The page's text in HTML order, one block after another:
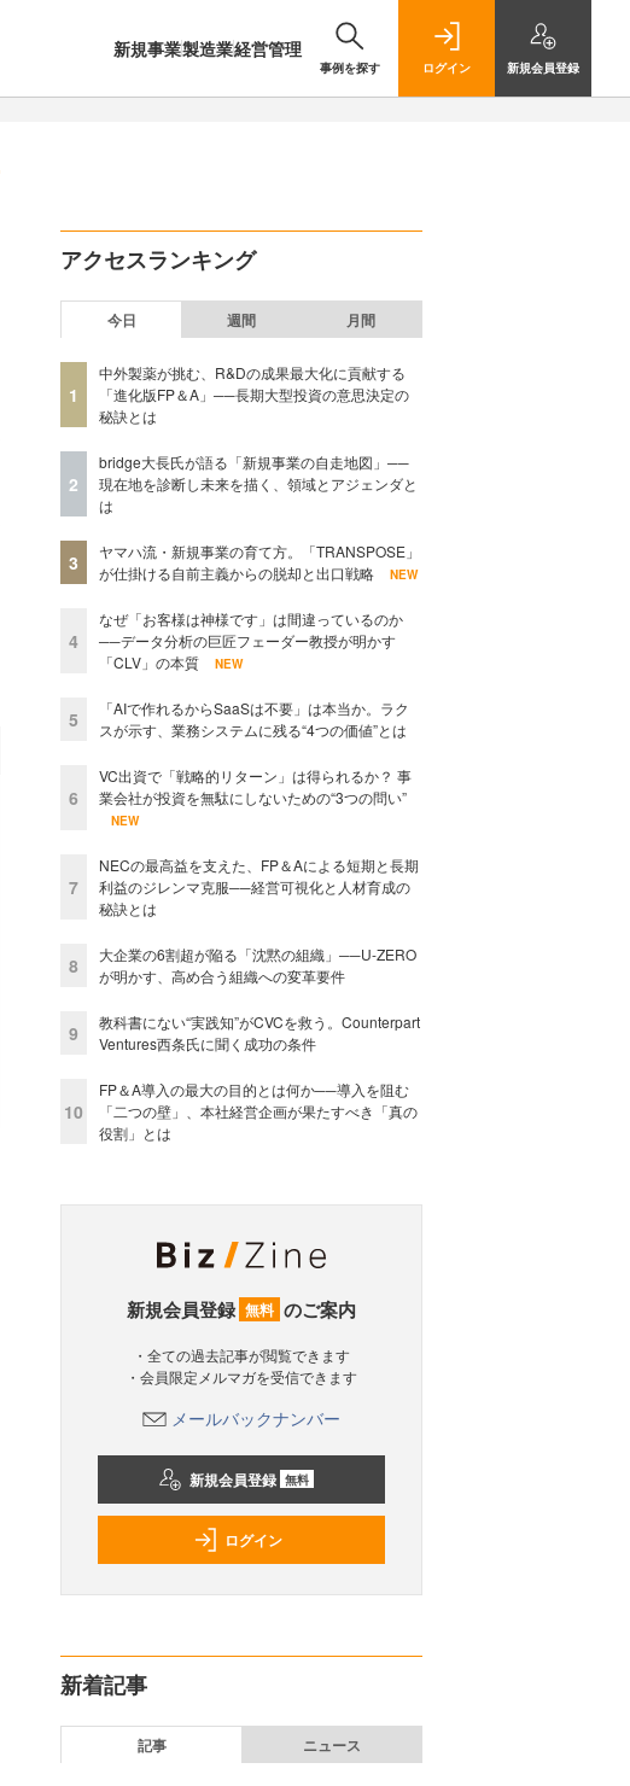
新規事業製造業経営管理
事例を探す ログイン 新規会員登録
アクセスランキング
今日 週間 月間
1
中外製薬が挑む、R&Dの成果最大化に貢献する
「進化版FP＆A」──長期大型投資の意思決定の
秘訣とは
2
bridge大長氏が語る「新規事業の自走地図」──
現在地を診断し未来を描く、領域とアジェンダと
は
3
ヤマハ流・新規事業の育て方。「TRANSPOSE」
が仕掛ける自前主義からの脱却と出口戦略
NEW
4
なぜ「お客様は神様です」は間違っているのか
──データ分析の巨匠フェーダー教授が明かす
「CLV」の本質
NEW
5
「AIで作れるからSaaSは不要」は本当か。ラク
スが示す、業務システムに残る“4つの価値”とは
6
VC出資で「戦略的リターン」は得られるか？ 事
業会社が投資を無駄にしないための“3つの問い”
NEW
7
NECの最高益を支えた、FP＆Aによる短期と長期
利益のジレンマ克服──経営可視化と人材育成の
秘訣とは
8
大企業の6割超が陥る「沈黙の組織」──U-ZERO
が明かす、高め合う組織への変革要件
9
教科書にない“実践知”がCVCを救う。Counterpart
Ventures西条氏に聞く成功の条件
10
FP＆A導入の最大の目的とは何か──導入を阻む
「二つの壁」、本社経営企画が果たすべき「真の
役割」とは
新規会員登録 無料 のご案内
・全ての過去記事が閲覧できます
・会員限定メルマガを受信できます
メールバックナンバー
新規会員登録 無料
ログイン
新着記事
記事 ニュース